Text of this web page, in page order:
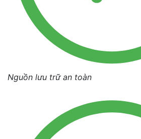
Nguồn lưu trữ an toàn